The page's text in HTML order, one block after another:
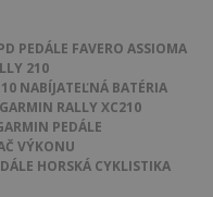
PEDÁLE FAVERO ASSIOMA
210
NABÍJATEĽNÁ BATÉRIA
GARMIN RALLY XC210
PEDÁLE
VÝKONU
HORSKÁ CYKLISTIKA